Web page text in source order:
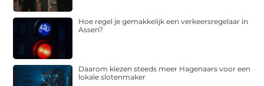
Hoe regel je gemakkelijk een verkeersregelaar in
Assen?
Daarom kiezen steeds meer Hagenaars voor een
lokale slotenmaker